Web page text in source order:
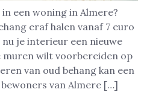
een woning in Almere?
eraf halen vanaf 7 euro
je interieur een nieuwe
wilt voorbereiden op
van oud behang kan een
van Almere […]